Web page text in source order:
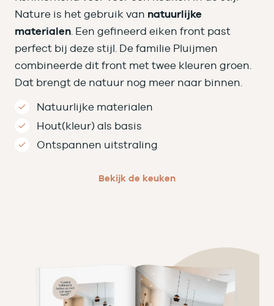
Nature is het gebruik van natuurlijke
materialen . Een gefineerd eiken front past
perfect bij deze stijl. De familie Pluijmen
combineerde dit front met twee kleuren groen.
Dat brengt de natuur nog meer naar binnen.
Natuurlijke materialen
Hout(kleur) als basis
Ontspannen uitstraling
Bekijk de keuken